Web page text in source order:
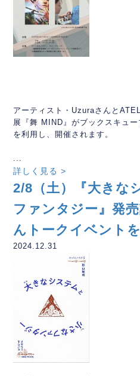
アーティスト・Uzuraさんと
展『舞 MIND』がブックスキュ
を利用し、開催されます。
...
詳しく見る >
2/8（土）『大きな
ファンタジー』発
んトークイベント
2024.12.31